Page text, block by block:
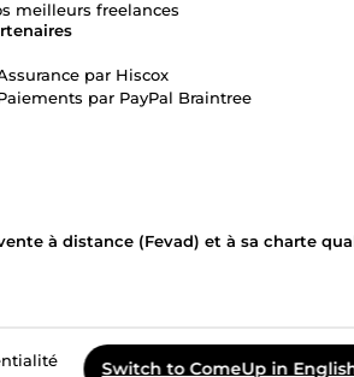
Switch to ComeUp in
par Hiscox
par PayPal Braintree
meilleurs freelances
à distance (Fevad) et à sa charte